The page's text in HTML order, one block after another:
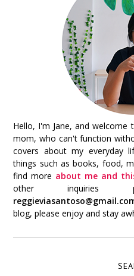
Hello, I'm Jane, and
mom, who can't function
covers about my everyday
things such as books, food,
find more about me and
other inquiries
blog, please enjoy and stay